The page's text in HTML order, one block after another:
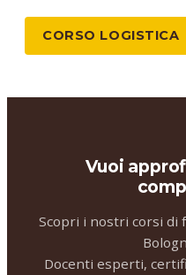
CORSO LOGISTICA
Vuoi
Scopri i nostri corsi di
Docenti esperti,